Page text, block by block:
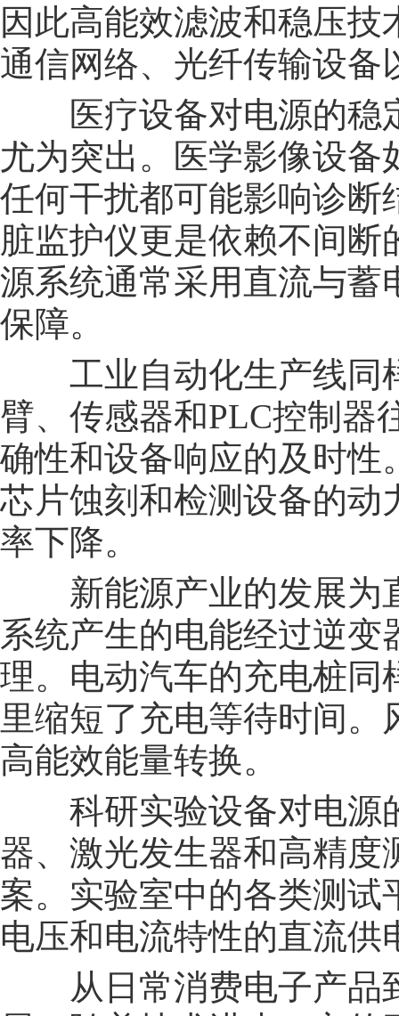
因此高能效滤波和稳压
通信网络、光纤传输设备
医疗设备对电源的稳
尤为突出。医学影像设备
任何干扰都可能影响诊断
脏监护仪更是依赖不间
源系统通常采用直流与蓄
保障。
工业自动化生产线同
臂、传感器和PLC控制器
确性和设备响应的及时性
芯片蚀刻和检测设备的动
率下降。
新能源产业的发展为
系统产生的电能经过逆
理。电动汽车的充电桩同
里缩短了充电等待时间
高能效能量转换。
科研实验设备对电源
器、激光发生器和高精度
案。实验室中的各类测试
电压和电流特性的直流供
从日常消费电子产品